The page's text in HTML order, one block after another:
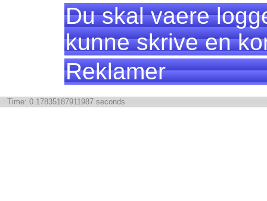
Du skal vaere
kunne skrive en
Reklamer
Time: 0.17835187911987 seconds